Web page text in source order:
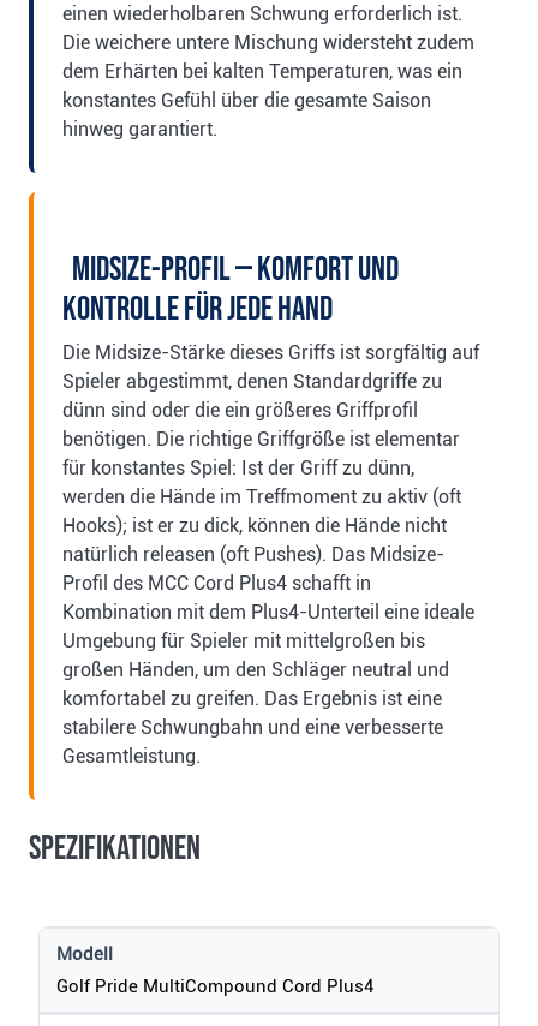
einen wiederholbaren Schwung erforderlich ist.
Die weichere untere Mischung widersteht zudem
dem Erhärten bei kalten Temperaturen, was ein
konstantes Gefühl über die gesamte Saison
hinweg garantiert.
Midsize-Profil — Komfort und
Kontrolle für jede Hand
Die Midsize-Stärke dieses Griffs ist sorgfältig auf
Spieler abgestimmt, denen Standardgriffe zu
dünn sind oder die ein größeres Griffprofil
benötigen. Die richtige Griffgröße ist elementar
für konstantes Spiel: Ist der Griff zu dünn,
werden die Hände im Treffmoment zu aktiv (oft
Hooks); ist er zu dick, können die Hände nicht
natürlich releasen (oft Pushes). Das Midsize-
Profil des MCC Cord Plus4 schafft in
Kombination mit dem Plus4-Unterteil eine ideale
Umgebung für Spieler mit mittelgroßen bis
großen Händen, um den Schläger neutral und
komfortabel zu greifen. Das Ergebnis ist eine
stabilere Schwungbahn und eine verbesserte
Gesamtleistung.
Spezifikationen
Modell
Golf Pride MultiCompound Cord Plus4